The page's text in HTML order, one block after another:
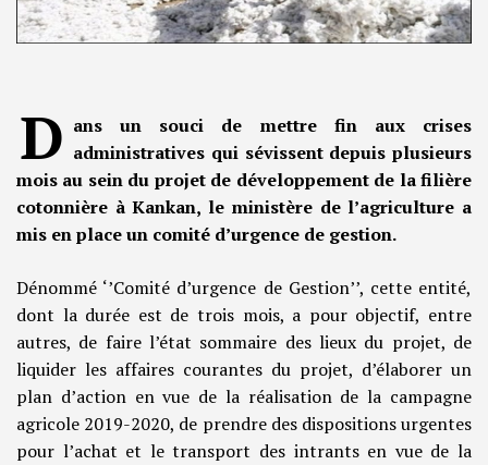
D ans un souci de mettre fin aux crises
administratives qui sévissent depuis plusieurs
mois au sein du projet de développement de la filière
cotonnière à Kankan, le ministère de l’agriculture a
mis en place un comité d’urgence de gestion.
Dénommé ‘’Comité d’urgence de Gestion’’, cette entité,
dont la durée est de trois mois, a pour objectif, entre
autres, de faire l’état sommaire des lieux du projet, de
liquider les affaires courantes du projet, d’élaborer un
plan d’action en vue de la réalisation de la campagne
agricole 2019-2020, de prendre des dispositions urgentes
pour l’achat et le transport des intrants en vue de la